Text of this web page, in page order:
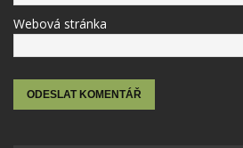
Webová stránka